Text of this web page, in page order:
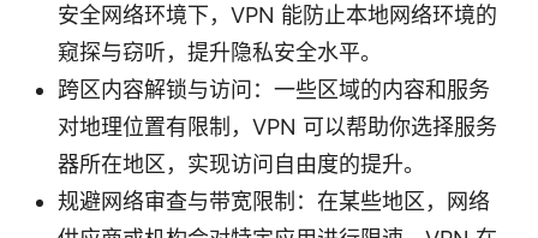
安全网络环境下，VPN 能防止本地网络环境的
窥探与窃听，提升隐私安全水平。
跨区内容解锁与访问：一些区域的内容和服务
对地理位置有限制，VPN 可以帮助你选择服务
器所在地区，实现访问自由度的提升。
规避网络审查与带宽限制：在某些地区，网络